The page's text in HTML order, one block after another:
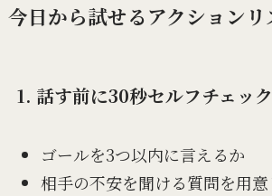
今日から試せるアクションリ
1. 話す前に30秒セルフチェック
ゴールを3つ以内に言えるか
相手の不安を聞ける質問を用